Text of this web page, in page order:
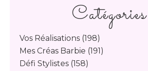
Catégories
Vos Réalisations (198)
Mes Créas Barbie (191)
Défi Stylistes (158)